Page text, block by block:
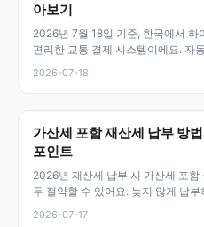
아보기
2026년 7월 18일 기준, 한국에서 하
편리한 교통 결제 시스템이에요. 자
2026-07-18
가산세 포함 재산세 납부 방
포인트
2026년 재산세 납부 시 가산세 포
두 절약할 수 있어요. 늦지 않게 납
2026-07-17